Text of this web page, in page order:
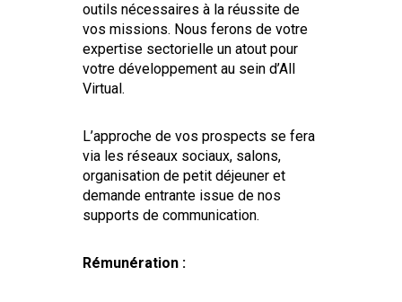
outils nécessaires à la réussite de
vos missions. Nous ferons de votre
expertise sectorielle un atout pour
votre développement au sein d’All
Virtual.
L’approche de vos prospects se fera
via les réseaux sociaux, salons,
organisation de petit déjeuner et
demande entrante issue de nos
supports de communication.
Rémunération :